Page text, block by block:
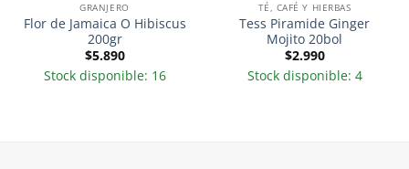
GRANJERO
Flor de Jamaica O Hibiscus
200gr
$5.890
Stock disponible: 16
TÉ, CAFÉ Y HIERBAS
Tess Piramide Ginger
Mojito 20bol
$2.990
Stock disponible: 4